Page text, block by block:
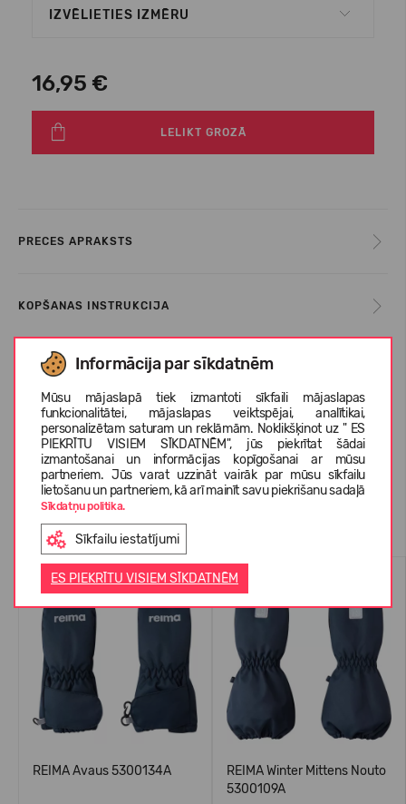
Informācija par sīkdatnēm
Mūsu mājaslapā tiek izmantoti sīkfaili mājaslapas
funkcionalitātei, mājaslapas veiktspējai, analītikai,
personalizētam saturam un reklāmām. Noklikšķinot uz " ES
PIEKRĪTU VISIEM SĪKDATNĒM", jūs piekrītat šādai
izmantošanai un informācijas kopīgošanai ar mūsu
partneriem. Jūs varat uzzināt vairāk par mūsu sīkfailu
lietošanu un partneriem, kā arī mainīt savu piekrišanu sadaļā
Sīkdatņu politika.
Sīkfailu iestatījumi
ES PIEKRĪTU VISIEM SĪKDATNĒM
IZVĒLIETIES IZMĒRU
16,95 €
LELIKT GROZĀ
PRECES APRAKSTS
KOPŠANAS INSTRUKCIJA
PAR REIMA
KLIENTU ATSAUKSMES (0)
WATERPROOF
REIMA Avaus 5300134A
WATERPROOF
REIMA Winter Mittens Nouto
5300109A